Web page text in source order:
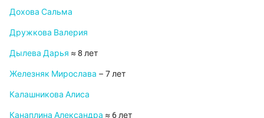
Дохова Сальма
Дружкова Валерия
Дылева Дарья ≈ 8 лет
Железняк Мирослава – 7 лет
Калашникова Алиса
Канаплина Александра ≈ 6 лет